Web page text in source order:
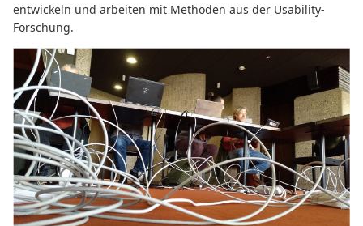
entwickeln und arbeiten mit Methoden aus der Usability-
Forschung.